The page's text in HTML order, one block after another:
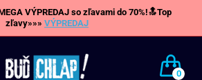
VÝPREDAJ so zľavami do 70%!🔝Top
zľavy»»» VÝPREDAJ
0